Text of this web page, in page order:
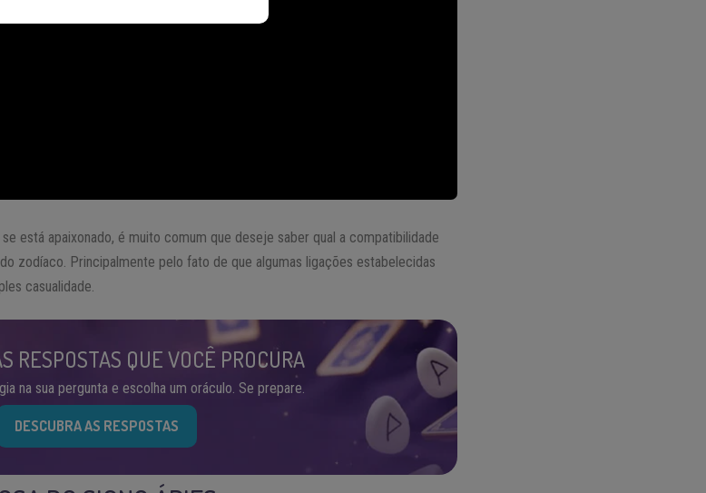
se está apaixonado, é muito comum que deseje saber qual a compatibilidade
zodíaco. Principalmente pelo fato de que algumas ligações estabelecidas
casualidade.
RESPOSTAS QUE VOCÊ PROCURA
na sua pergunta e escolha um oráculo. Se prepare.
DESCUBRA AS RESPOSTAS